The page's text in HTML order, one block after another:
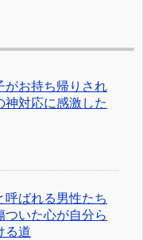
がお持ち帰りされ
対応に感激した
呼ばれる男性たち
ついた心が自分ら
る道